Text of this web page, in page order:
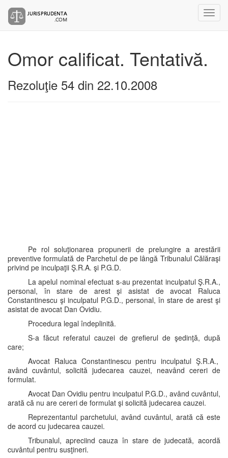
Omor calificat. Tentativă.
Rezoluţie 54 din 22.10.2008
Pe rol soluţionarea propunerii de prelungire a arestării
preventive formulată de Parchetul de pe lângă Tribunalul Călăraşi
privind pe inculpaţii Ş.R.A. şi P.G.D.
La apelul nominal efectuat s-au prezentat inculpatul Ş.R.A.,
personal, în stare de arest şi asistat de avocat Raluca
Constantinescu şi inculpatul P.G.D., personal, în stare de arest şi
asistat de avocat Dan Ovidiu.
Procedura legal îndeplinită.
S-a făcut referatul cauzei de grefierul de şedinţă, după
care;
Avocat Raluca Constantinescu pentru inculpatul Ş.R.A.,
având cuvântul, solicită judecarea cauzei, neavând cereri de
formulat.
Avocat Dan Ovidiu pentru inculpatul P.G.D., având cuvântul,
arată că nu are cereri de formulat şi solicită judecarea cauzei.
Reprezentantul parchetului, având cuvântul, arată că este
de acord cu judecarea cauzei.
Tribunalul, apreciind cauza în stare de judecată, acordă
cuvântul pentru susţineri.